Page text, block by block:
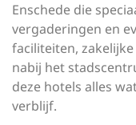
Enschede die
vergaderingen en
faciliteiten,
nabij het
deze hotels alles
verblijf.